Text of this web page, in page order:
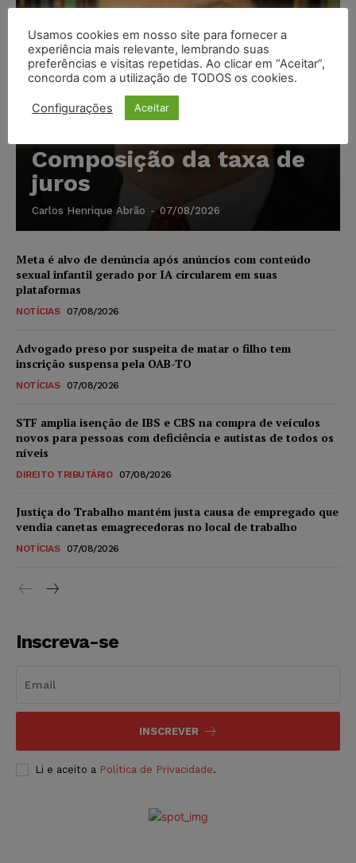
Composição da taxa de
juros
Carlos Henrique Abrão - 07/08/2026
Meta é alvo de denúncia após anúncios com conteúdo
sexual infantil gerado por IA circularem em suas
plataformas
NOTÍCIAS 07/08/2026
Advogado preso por suspeita de matar o filho tem
inscrição suspensa pela OAB-TO
NOTÍCIAS 07/08/2026
STF amplia isenção de IBS e CBS na compra de veículos
novos para pessoas com deficiência e autistas de todos os
níveis
DIREITO TRIBUTÁRIO 07/08/2026
Justiça do Trabalho mantém justa causa de empregado que
vendia canetas emagrecedoras no local de trabalho
NOTÍCIAS 07/08/2026
Inscreva-se
INSCREVER
Li e aceito a Política de Privacidade.
Usamos cookies em nosso site para fornecer a
experiência mais relevante, lembrando suas
preferências e visitas repetidas. Ao clicar em “Aceitar”,
concorda com a utilização de TODOS os cookies.
Configurações Aceitar